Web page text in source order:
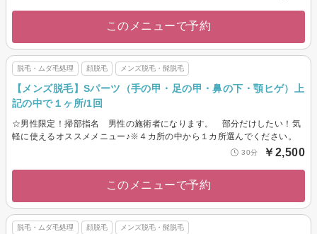
このメニューで予約
脱毛・ムダ毛処理 顔脱毛 メンズ脱毛・髭脱毛
【メンズ脱毛】Sパーツ（手の甲・足の甲・鼻の下・顎ヒゲ）上
記の中で１ヶ所/1回
☆男性限定！掃部指名 男性の施術者になります。 部分だけしたい！気
軽に使えるオススメメニュー♪※４カ所の中から１カ所選んでください。
30分 ￥2,500
このメニューで予約
脱毛・ムダ毛処理 顔脱毛 メンズ脱毛・髭脱毛